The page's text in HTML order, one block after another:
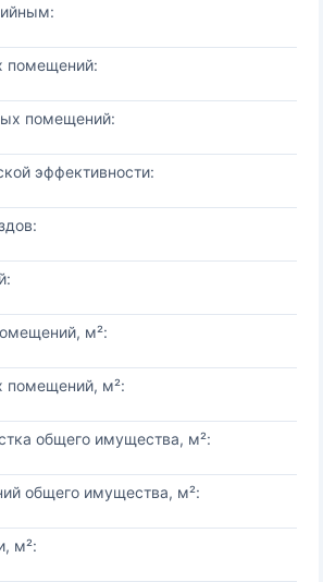
помещений:
помещений:
эффективности:
м²:
м²:
общего имущества, м²:
общего имущества, м²:
м²: